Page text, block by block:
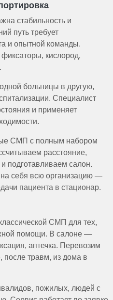
стабильность и
путь требует
и опытной команды.
фиксаторы, кислород,
больницы в другую,
Специалист
и применяет
СМП с полным набором
расстояние,
подготавливаем салон.
себя всю организацию —
пациента в стационар.
СМП для тех,
помощи. В салоне —
аптечка. Перевозим
после травм, из дома в
пожилых, людей с